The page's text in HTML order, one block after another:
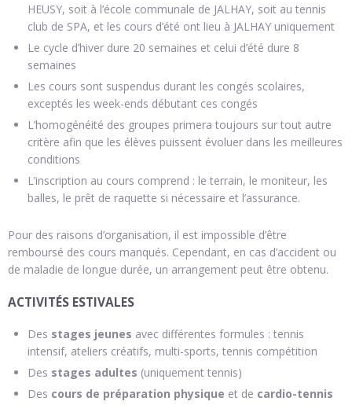
HEUSY, soit à l’école communale de JALHAY, soit au tennis
club de SPA, et les cours d’été ont lieu à JALHAY uniquement
Le cycle d’hiver dure 20 semaines et celui d’été dure 8
semaines
Les cours sont suspendus durant les congés scolaires,
exceptés les week-ends débutant ces congés
L’homogénéité des groupes primera toujours sur tout autre
critère afin que les élèves puissent évoluer dans les meilleures
conditions
L’inscription au cours comprend : le terrain, le moniteur, les
balles, le prêt de raquette si nécessaire et l’assurance.
Pour des raisons d’organisation, il est impossible d’être
remboursé des cours manqués. Cependant, en cas d’accident ou
de maladie de longue durée, un arrangement peut être obtenu.
ACTIVITÉS ESTIVALES
Des stages jeunes avec différentes formules : tennis
intensif, ateliers créatifs, multi-sports, tennis compétition
Des stages adultes (uniquement tennis)
Des cours de préparation physique et de cardio-tennis